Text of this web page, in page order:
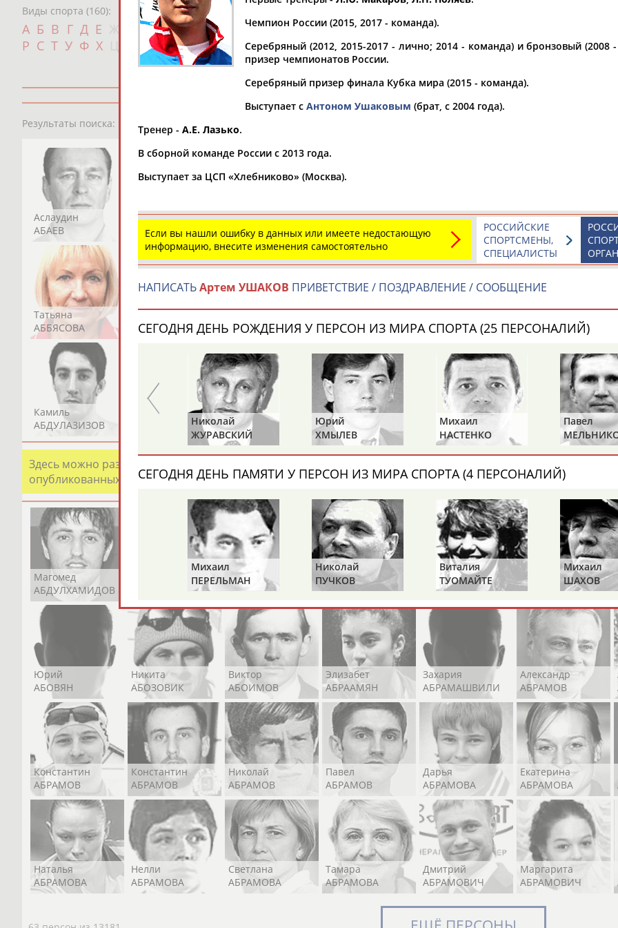
Виды спорта (160):
А Б В Г Д Е И К Л М Н
П
Р С Т У Ф Х Ш Щ Э Ю Я
Дата рождения
чч мм год мм
Результаты поиска: 13181персон
Аслаудин
АБАЕВ
Елена
АБАИМОВА
Мария
АБАКУМОВА
Юлия
АБАЛАКИНА
Дмитрий
АБАРЕНОВ
Тамилла
АБАСОВА
Татьяна
АББЯСОВА
Акжана
АБДИКАРИМОВА
Артур
АБДРАХМАНОВ
Каримжан
АБДРАХМАНОВ
Аделя
АБДРАХМАНОВА
Андрей
АБДУВАЛИЕВ
Камиль
АБДУЛАЗИЗОВ
Загалав
АБДУЛБЕКОВ
Камалудин
АБДУЛДАУДОВ
Абдула
АБДУЛЖАЛИЛОВ
Магомед
АБДУЛКАГИРОВ
АБДУЛЛАЕВ
Здесь можно разместить информацию о хорошо известном спортсмене, тренере, специалисте или
опубликованных записях. Страна должна знать своих героев! Герои спорта - это одни из главных
Магомед
АБДУЛХАМИДОВ
АБДУРАХМАНОВ
Адлан
АБДУРАШИДОВ
Рустам
АБДУРАШИДОВ
Магомед
АБДУСАЛАМОВ
АБДЫКАЛЫКОВ
Юрий
АБОВЯН
Никита
АБОЗОВИК
Виктор
АБОИМОВ
Элизабет
АБРААМЯН
Захария
АБРАМАШВИЛИ
Александр
АБРАМОВ
Константин
АБРАМОВ
Константин
АБРАМОВ
Николай
АБРАМОВ
Павел
АБРАМОВ
Дарья
АБРАМОВА
Екатерина
АБРАМОВА
Наталья
АБРАМОВА
Нелли
АБРАМОВА
Светлана
АБРАМОВА
Тамара
АБРАМОВА
Дмитрий
АБРАМОВИЧ
Маргарита
АБРАМОВИЧ
Чемпион России (2015, 2017 - команда).
Серебряный (2012, 2015-2017 - лично; 2014 - команда) и бронзовый (2008
призер чемпионатов России.
Серебряный призер финала Кубка мира (2015 - команда).
Выступает с Антоном Ушаковым (брат, с 2004 года).
Тренер - А.Е. Лазько.
В сборной команде России с 2013 года.
Выступает за ЦСП «Хлебниково» (Москва).
Если вы нашли ошибку в данных или имеете недостающую
информацию, внесите изменения самостоятельно
РОССИЙСКИЕ
СПОРТСМЕНЫ,
СПЕЦИАЛИСТЫ
НАПИСАТЬАртем УШАКОВ ПРИВЕТСТВИЕ / ПОЗДРАВЛЕНИЕ / СООБЩЕНИЕ
СЕГОДНЯ ДЕНЬ РОЖДЕНИЯ У ПЕРСОН ИЗ МИРА СПОРТА (25 ПЕРСОНАЛИЙ)
Николай
ЖУРАВСКИЙ
Юрий
ХМЫЛЕВ
Михаил
НАСТЕНКО
Павел
МЕЛЬНИКОВ
Алексей
СЕГОДНЯ ДЕНЬ ПАМЯТИ У ПЕРСОН ИЗ МИРА СПОРТА (4 ПЕРСОНАЛИЙ)
Михаил
ПЕРЕЛЬМАН
(ПЕРЛЬМАН)
Николай
ПУЧКОВ
Виталия
ТУОМАЙТЕ
Михаил
ШАХОВ